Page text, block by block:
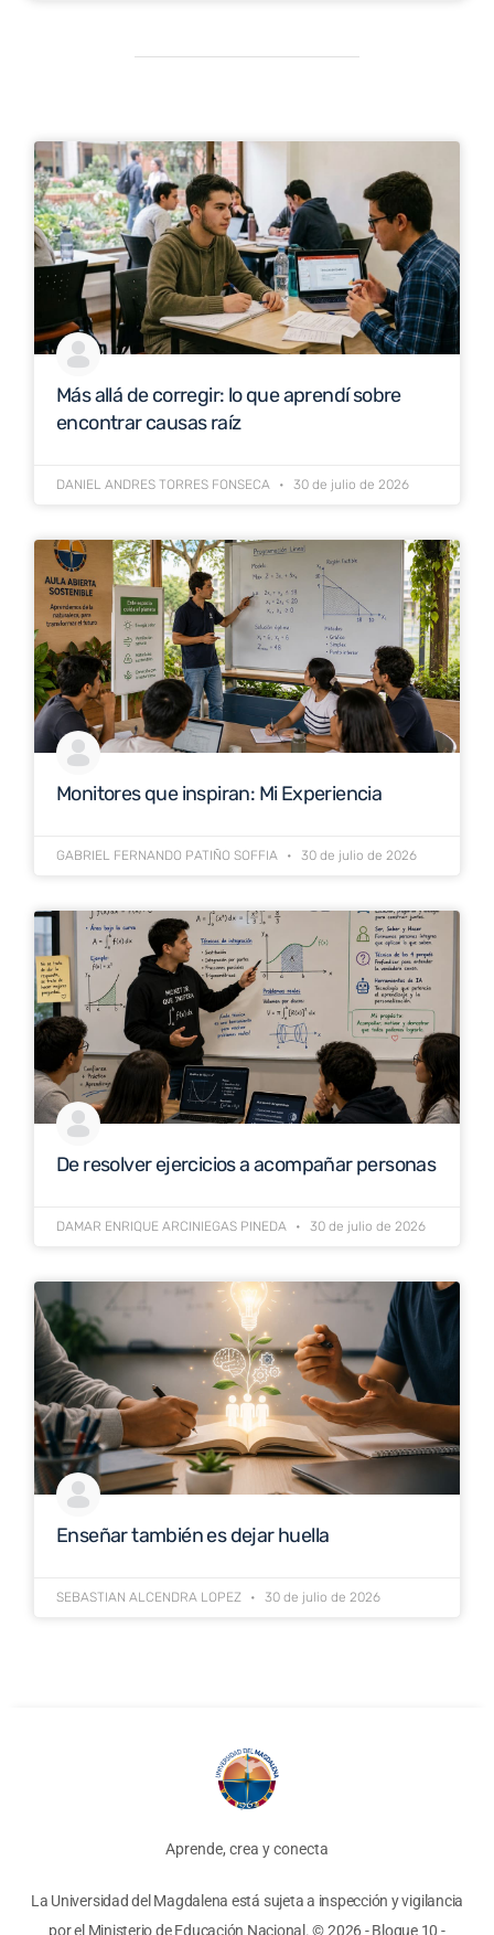
Más allá de corregir: lo que aprendí sobre
encontrar causas raíz
DANIEL ANDRES TORRES FONSECA 30 de julio de 2026
Monitores que inspiran: Mi Experiencia
GABRIEL FERNANDO PATIÑO SOFFIA 30 de julio de 2026
De resolver ejercicios a acompañar personas
DAMAR ENRIQUE ARCINIEGAS PINEDA 30 de julio de 2026
Enseñar también es dejar huella
SEBASTIAN ALCENDRA LOPEZ 30 de julio de 2026
Aprende, crea y conecta
La Universidad del Magdalena está sujeta a inspección y vigilancia
por el Ministerio de Educación Nacional.© 2026 - Bloque 10 -